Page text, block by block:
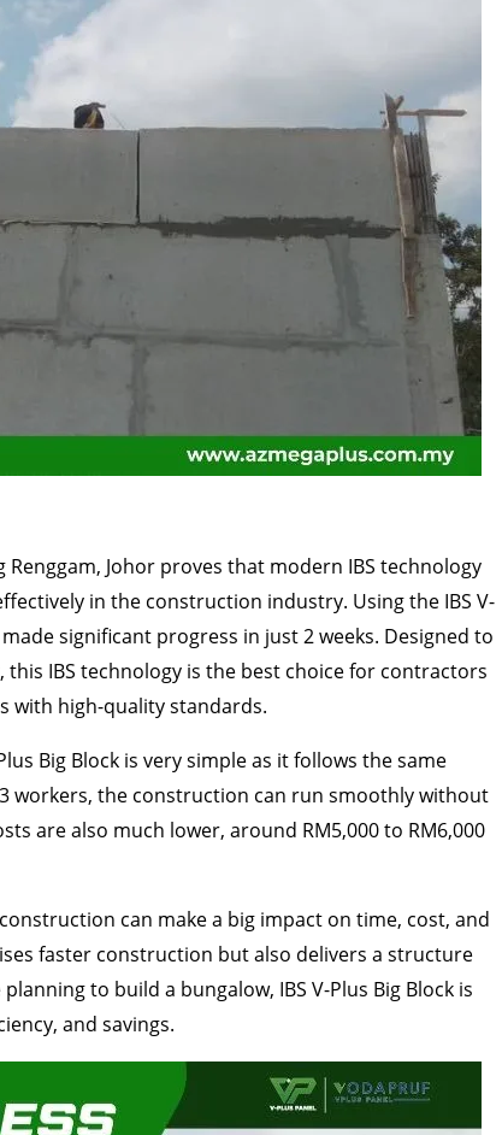
Johor proves that modern IBS technology
in the construction industry. Using the IBS V-
significant progress in just 2 weeks. Designed to
IBS technology is the best choice for contractors
with high-quality standards.
Big Block is very simple as it follows the same
workers, the construction can run smoothly without
are also much lower, around RM5,000 to RM6,000
can make a big impact on time, cost, and
faster construction but also delivers a structure
to build a bungalow, IBS V-Plus Big Block is
and savings.